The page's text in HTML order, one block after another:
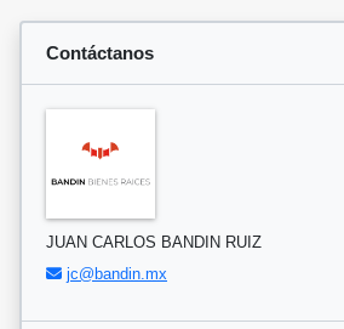
Contáctanos
JUAN CARLOS BANDIN RUIZ
jc@bandin.mx